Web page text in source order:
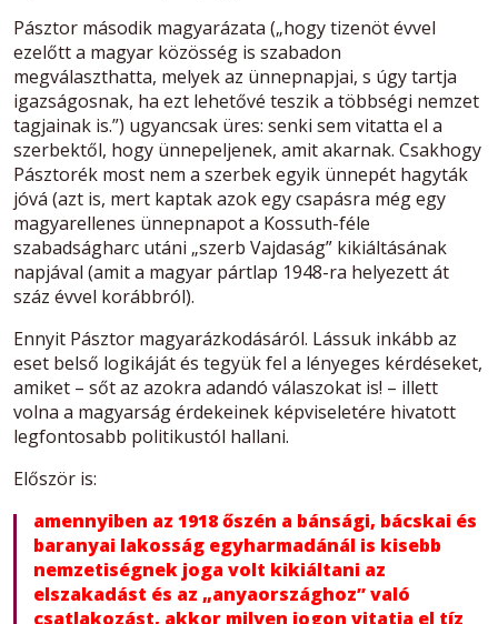
Pásztor második magyarázata („hogy tizenöt évvel
ezelőtt a magyar közösség is szabadon
megválaszthatta, melyek az ünnepnapjai, s úgy tartja
igazságosnak, ha ezt lehetővé teszik a többségi nemzet
tagjainak is.”) ugyancsak üres: senki sem vitatta el a
szerbektől, hogy ünnepeljenek, amit akarnak. Csakhogy
Pásztorék most nem a szerbek egyik ünnepét hagyták
jóvá (azt is, mert kaptak azok egy csapásra még egy
magyarellenes ünnepnapot a Kossuth-féle
szabadságharc utáni „szerb Vajdaság” kikiáltásának
napjával (amit a magyar pártlap 1948-ra helyezett át
száz évvel korábbról).
Ennyit Pásztor magyarázkodásáról. Lássuk inkább az
eset belső logikáját és tegyük fel a lényeges kérdéseket,
amiket – sőt az azokra adandó válaszokat is! – illett
volna a magyarság érdekeinek képviseletére hivatott
legfontosabb politikustól hallani.
Először is:
amennyiben az 1918 őszén a bánsági, bácskai és
baranyai lakosság egyharmadánál is kisebb
nemzetiségnek joga volt kikiáltani az
elszakadást és az „anyaországhoz” való
csatlakozást, akkor milyen jogon vitatja el tíz